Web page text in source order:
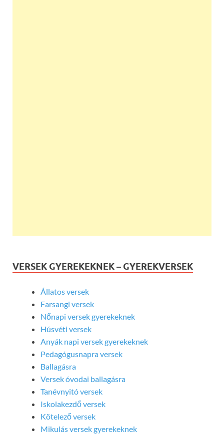
VERSEK GYEREKEKNEK – GYEREKVERSEK
Állatos versek
Farsangi versek
Nőnapi versek gyerekeknek
Húsvéti versek
Anyák napi versek gyerekeknek
Pedagógusnapra versek
Ballagásra
Versek óvodai ballagásra
Tanévnyitó versek
Iskolakezdő versek
Kötelező versek
Mikulás versek gyerekeknek